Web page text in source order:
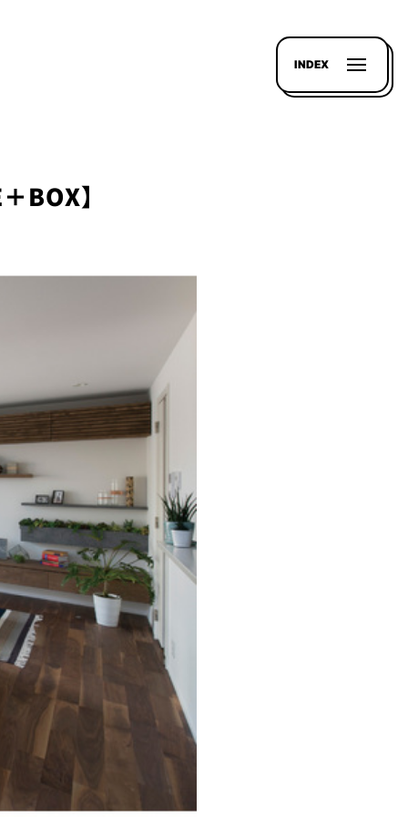
INDEX
BOX】